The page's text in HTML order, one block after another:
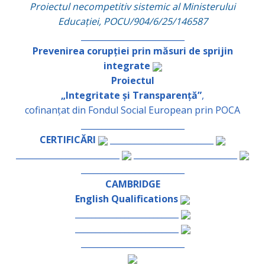
Proiectul necompetitiv sistemic al Ministerului
Educației, POCU/904/6/25/146587
Prevenirea corupției prin măsuri de sprijin
integrate
Proiectul
„Integritate și Transparență”,
cofinanțat din Fondul Social European prin POCA
CERTIFICĂRI
CAMBRIDGE
English Qualifications